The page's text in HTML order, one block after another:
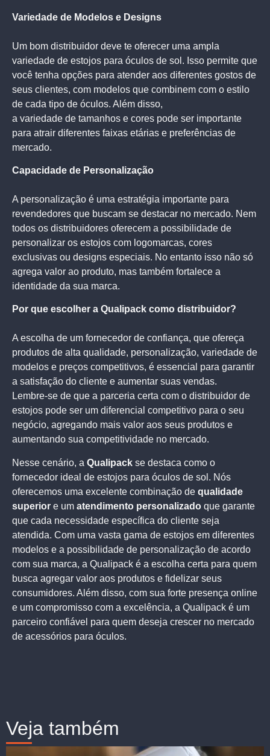
Variedade de Modelos e Designs
Um bom distribuidor deve te oferecer uma ampla
variedade de estojos para óculos de sol. Isso permite que
você tenha opções para atender aos diferentes gostos de
seus clientes, com modelos que combinem com o estilo
de cada tipo de óculos. Além disso,
a variedade de tamanhos e cores pode ser importante
para atrair diferentes faixas etárias e preferências de
mercado.
Capacidade de Personalização
A personalização é uma estratégia importante para
revendedores que buscam se destacar no mercado. Nem
todos os distribuidores oferecem a possibilidade de
personalizar os estojos com logomarcas, cores
exclusivas ou designs especiais. No entanto isso não só
agrega valor ao produto, mas também fortalece a
identidade da sua marca.
Por que escolher a Qualipack como distribuidor?
A escolha de um fornecedor de confiança, que ofereça
produtos de alta qualidade, personalização, variedade de
modelos e preços competitivos, é essencial para garantir
a satisfação do cliente e aumentar suas vendas.
Lembre-se de que a parceria certa com o distribuidor de
estojos pode ser um diferencial competitivo para o seu
negócio, agregando mais valor aos seus produtos e
aumentando sua competitividade no mercado.
Nesse cenário, a Qualipack se destaca como o
fornecedor ideal de estojos para óculos de sol. Nós
oferecemos uma excelente combinação de qualidade
superior e um atendimento personalizado que garante
que cada necessidade específica do cliente seja
atendida. Com uma vasta gama de estojos em diferentes
modelos e a possibilidade de personalização de acordo
com sua marca, a Qualipack é a escolha certa para quem
busca agregar valor aos produtos e fidelizar seus
consumidores. Além disso, com sua forte presença online
e um compromisso com a excelência, a Qualipack é um
parceiro confiável para quem deseja crescer no mercado
de acessórios para óculos.
Veja também